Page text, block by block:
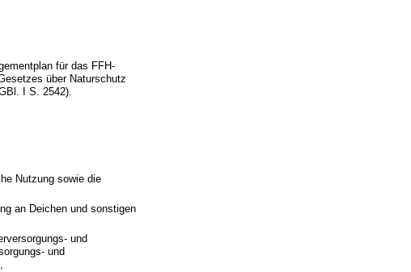
für das FFH-
über Naturschutz
I S. 2542).
Nutzung sowie die
an Deichen und sonstigen
und
und